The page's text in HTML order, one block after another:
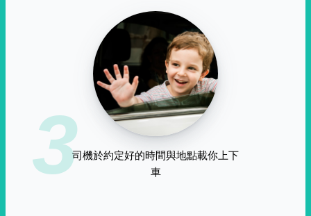
3司機於約定好的時間與地點載你上下
車